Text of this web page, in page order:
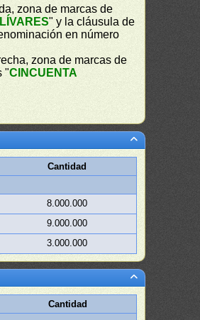
zona de marcas de
" y la cláusula de
en número
zona de marcas de
"CINCUENTA
Cantidad
8.000.000
9.000.000
3.000.000
Cantidad